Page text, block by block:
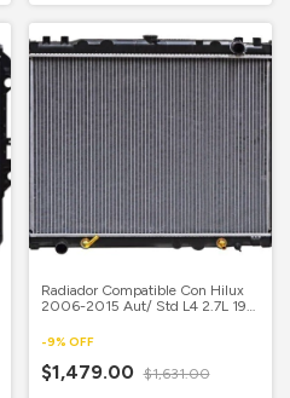
Radiador Compatible Con Hilux
2006-2015 Aut/ Std L4 2.7L 19
-9% OFF
$1,479.00 $1,631.00